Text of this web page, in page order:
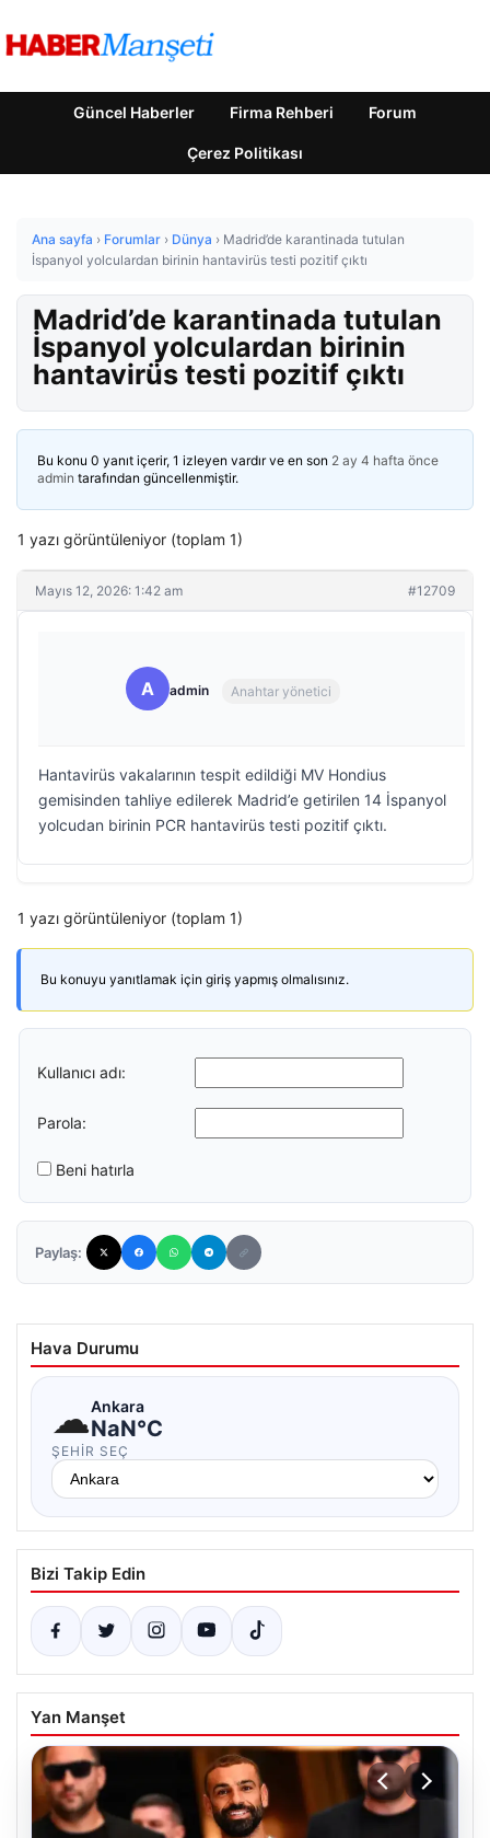
Güncel Haberler Firma Rehberi Forum
Çerez Politikası
Ana sayfa › Forumlar › Dünya › Madrid’de karantinada tutulan
İspanyol yolculardan birinin hantavirüs testi pozitif çıktı
Madrid’de karantinada tutulan
İspanyol yolculardan birinin
hantavirüs testi pozitif çıktı
Bu konu 0 yanıt içerir, 1 izleyen vardır ve en son 2 ay 4 hafta önce
admin tarafından güncellenmiştir.
1 yazı görüntüleniyor (toplam 1)
Mayıs 12, 2026: 1:42 am #12709
A admin Anahtar yönetici
Hantavirüs vakalarının tespit edildiği MV Hondius
gemisinden tahliye edilerek Madrid’e getirilen 14 İspanyol
yolcudan birinin PCR hantavirüs testi pozitif çıktı.
1 yazı görüntüleniyor (toplam 1)
Bu konuyu yanıtlamak için giriş yapmış olmalısınız.
Kullanıcı adı:
Parola:
Beni hatırla
Paylaş:
Hava Durumu
☁Ankara
NaN°C
ŞEHIR SEÇ
Bizi Takip Edin
Yan Manşet